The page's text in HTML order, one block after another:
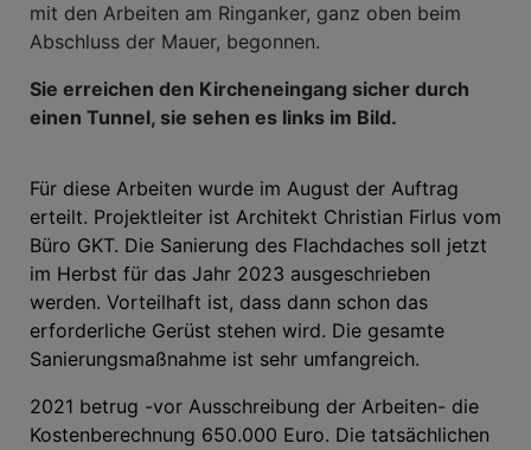
mit den Arbeiten am Ringanker, ganz oben beim
Abschluss der Mauer, begonnen.
Sie erreichen den Kircheneingang sicher durch
einen Tunnel, sie sehen es links im Bild.
Für diese Arbeiten wurde im August der Auftrag
erteilt. Projektleiter ist Architekt Christian Firlus vom
Büro GKT. Die Sanierung des Flachdaches soll jetzt
im Herbst für das Jahr 2023 ausgeschrieben
werden. Vorteilhaft ist, dass dann schon das
erforderliche Gerüst stehen wird. Die gesamte
Sanierungsmaßnahme ist sehr umfangreich.
2021 betrug -vor Ausschreibung der Arbeiten- die
Kostenberechnung 650.000 Euro. Die tatsächlichen